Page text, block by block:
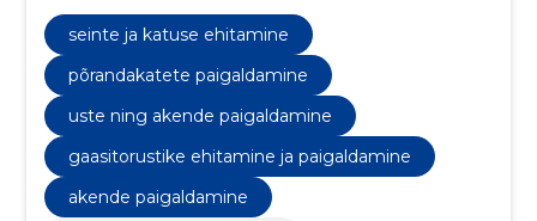
seinte ja katuse ehitamine
põrandakatete paigaldamine
uste ning akende paigaldamine
gaasitorustike ehitamine ja paigaldamine
akende paigaldamine